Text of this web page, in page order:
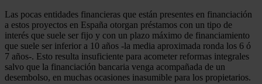
Las pocas entidades financieras que están presentes en financiación
a estos proyectos en España otorgan préstamos con un tipo de
interés que suele ser fijo y con un plazo máximo de financiamiento
que suele ser inferior a 10 años -la media aproximada ronda los 6 ó
7 años-. Esto resulta insuficiente para acometer reformas integrales
salvo que la financiación bancaria venga acompañada de un
desembolso, en muchas ocasiones inasumible para los propietarios.